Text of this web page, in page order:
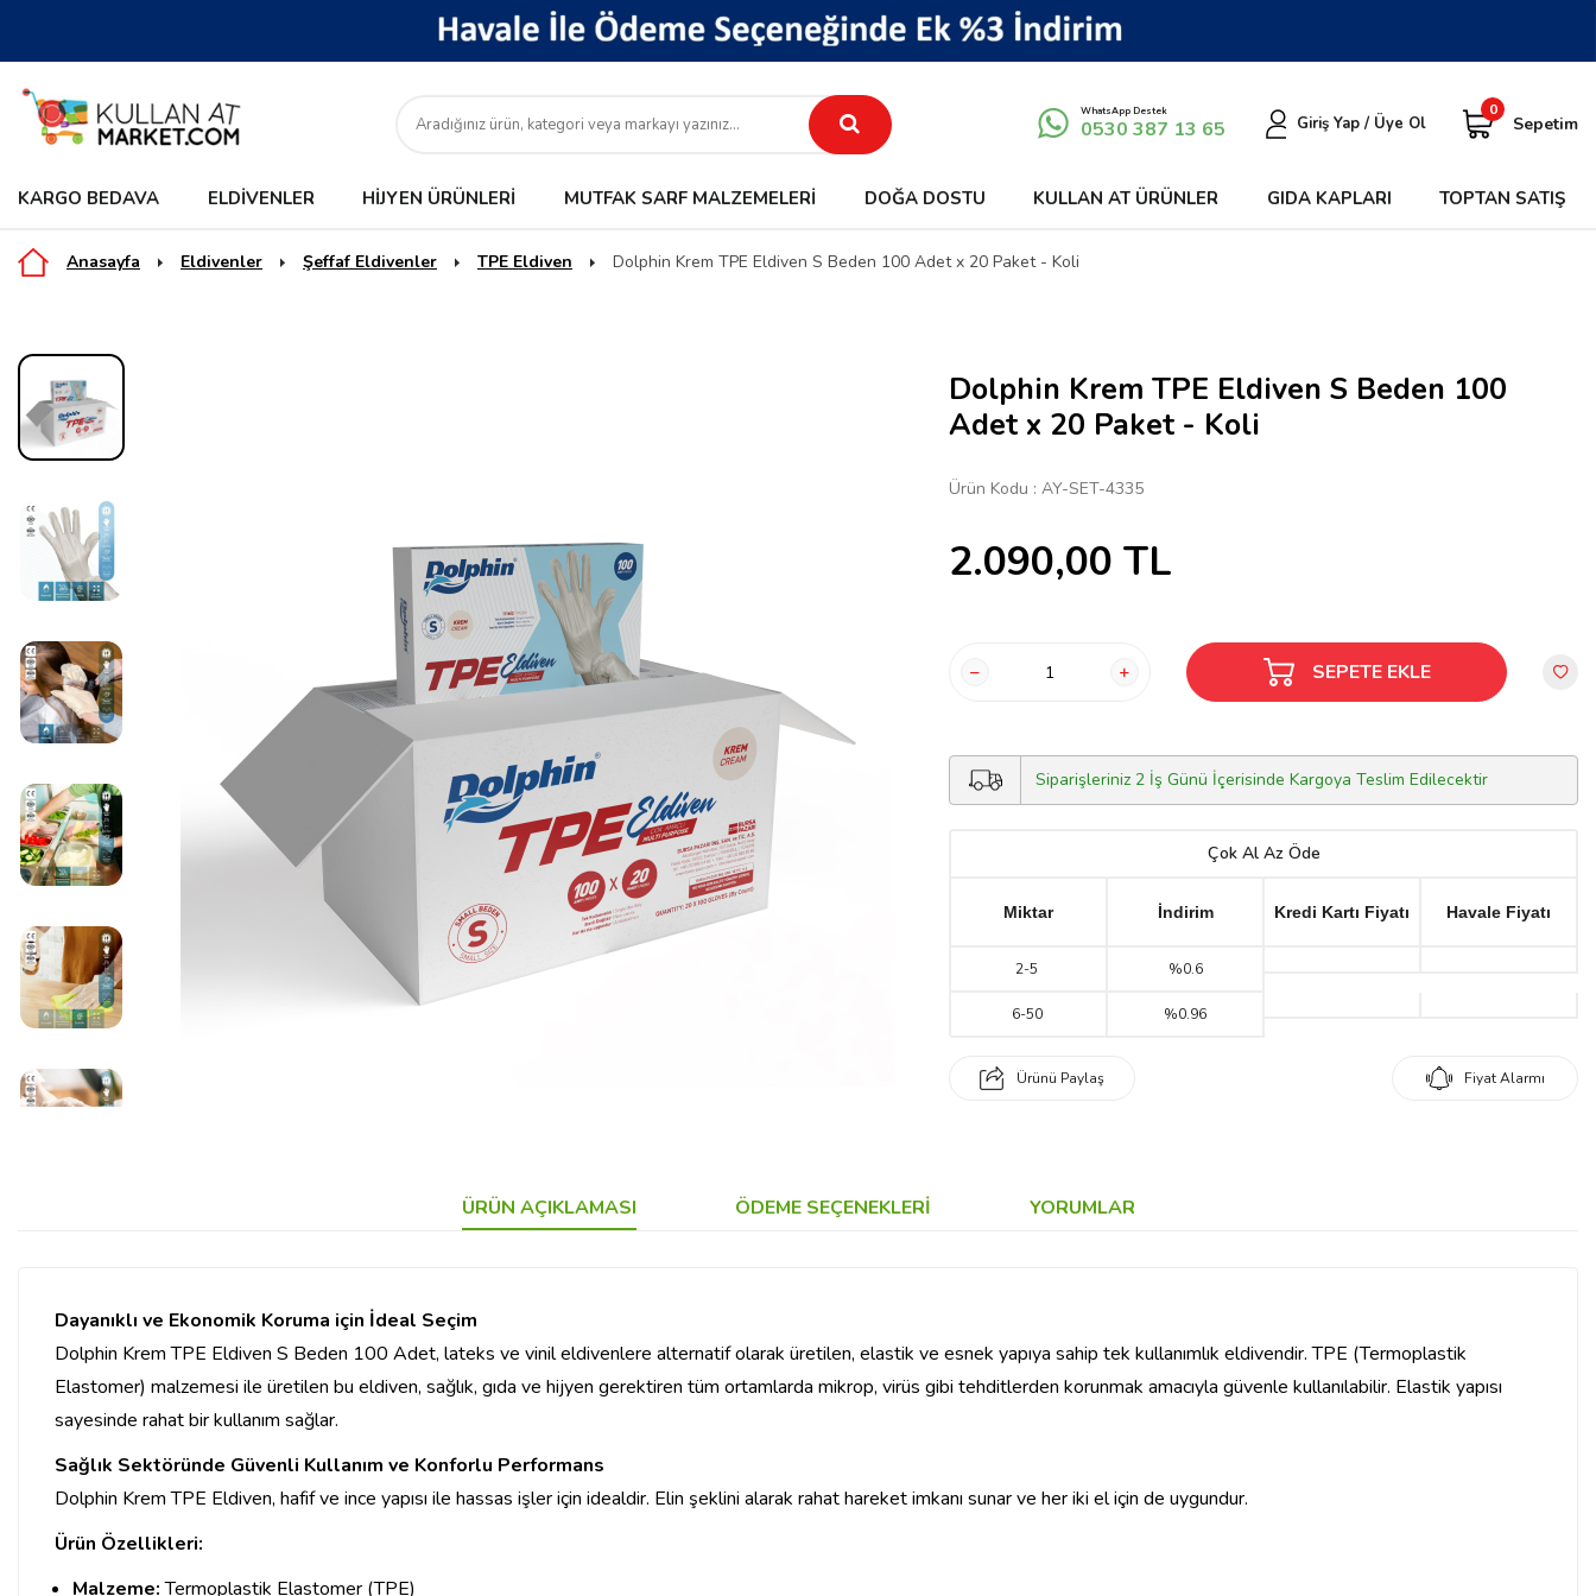
WhatsApp Destek
0530 387 13 65 Giriş Yap / Üye Ol
0
Sepetim
KARGO BEDAVA ELDIVENLER HIJYEN ÜRÜNLERI MUTFAK SARF MALZEMELERI DOĞA DOSTU KULLAN AT ÜRÜNLER GIDA KAPLARI TOPTAN SATIŞ
Anasayfa Eldivenler Şeffaf Eldivenler TPE Eldiven Dolphin Krem TPE Eldiven S Beden 100 Adet x 20 Paket - Koli
Dolphin Krem TPE Eldiven S Beden 100
Adet x 20 Paket - Koli
Ürün Kodu : AY-SET-4335
2.090,00 TL
SEPETE EKLE
Siparişleriniz 2 İş Günü İçerisinde Kargoya Teslim Edilecektir
Çok Al Az Öde
Miktar İndirim Kredi Kartı Fiyatı Havale Fiyatı
2-5 %0.6
6-50 %0.96
Ürünü Paylaş Fiyat Alarmı
ÜRÜN AÇIKLAMASI ÖDEME SEÇENEKLERI YORUMLAR
Dayanıklı ve Ekonomik Koruma için İdeal Seçim
Dolphin Krem TPE Eldiven S Beden 100 Adet, lateks ve vinil eldivenlere alternatif olarak üretilen, elastik ve esnek yapıya sahip tek kullanımlık eldivendir. TPE (Termoplastik
Elastomer) malzemesi ile üretilen bu eldiven, sağlık, gıda ve hijyen gerektiren tüm ortamlarda mikrop, virüs gibi tehditlerden korunmak amacıyla güvenle kullanılabilir. Elastik yapısı
sayesinde rahat bir kullanım sağlar.
Sağlık Sektöründe Güvenli Kullanım ve Konforlu Performans
Dolphin Krem TPE Eldiven, hafif ve ince yapısı ile hassas işler için idealdir. Elin şeklini alarak rahat hareket imkanı sunar ve her iki el için de uygundur.
Ürün Özellikleri:
Malzeme: Termoplastik Elastomer (TPE)